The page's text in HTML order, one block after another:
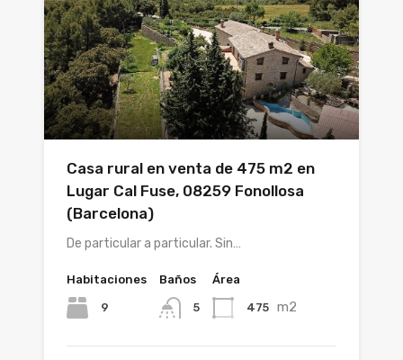
Casa rural en venta de 475 m2 en
Lugar Cal Fuse, 08259 Fonollosa
(Barcelona)
De particular a particular. Sin…
Habitaciones
9
Baños
5
Área
475 m2